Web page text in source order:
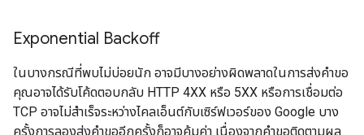
Exponential Backoff
ในบางกรณีที่พบไม่บ่อยนัก อาจมีบางอย่างผิดพลาดในการส่งคำขอ
คุณอาจได้รับโค้ดตอบกลับ HTTP 4XX หรือ 5XX หรือการเชื่อมต่อ
TCP อาจไม่สำเร็จระหว่างไคลเอ็นต์กับเซิร์ฟเวอร์ของ Google บาง
ครั้งการลองส่งคำขออีกครั้งก็อาจคุ้มค่า เนื่องจากคำขอติดตามผล